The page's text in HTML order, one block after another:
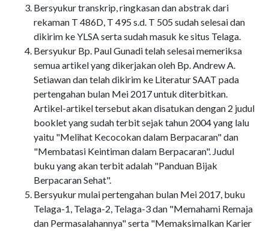
Bersyukur transkrip, ringkasan dan abstrak dari
rekaman T 486D, T 495 s.d. T 505 sudah selesai dan
dikirim ke YLSA serta sudah masuk ke situs Telaga.
Bersyukur Bp. Paul Gunadi telah selesai memeriksa
semua artikel yang dikerjakan oleh Bp. Andrew A.
Setiawan dan telah dikirim ke Literatur SAAT pada
pertengahan bulan Mei 2017 untuk diterbitkan.
Artikel-artikel tersebut akan disatukan dengan 2 judul
booklet yang sudah terbit sejak tahun 2004 yang lalu
yaitu "Melihat Kecocokan dalam Berpacaran" dan
"Membatasi Keintiman dalam Berpacaran". Judul
buku yang akan terbit adalah "Panduan Bijak
Berpacaran Sehat".
Bersyukur mulai pertengahan bulan Mei 2017, buku
Telaga-1, Telaga-2, Telaga-3 dan "Memahami Remaja
dan Permasalahannya" serta "Memaksimalkan Karier